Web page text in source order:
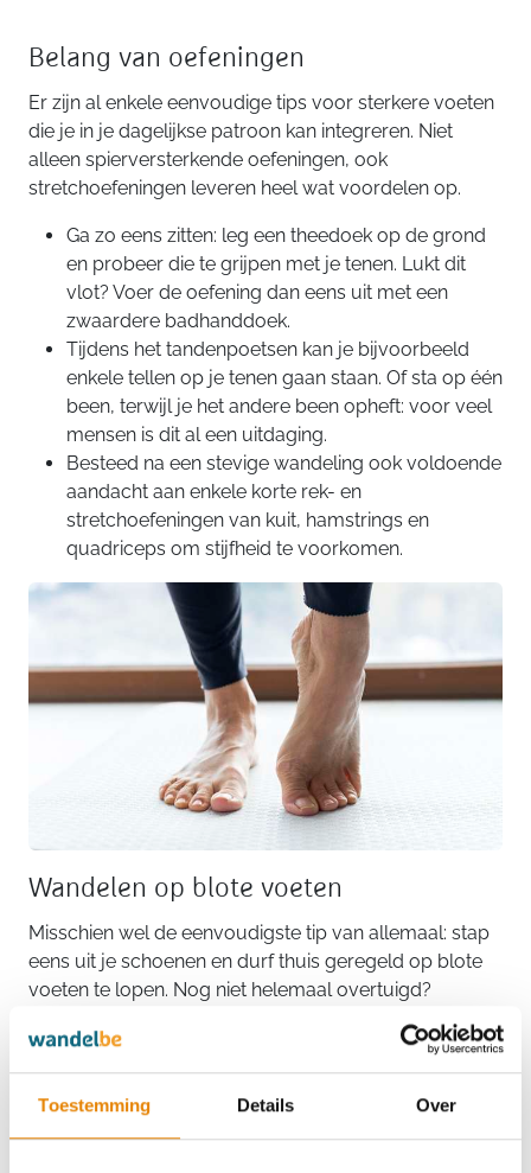
Toestemming Details Over
Belang van oefeningen
Er zijn al enkele eenvoudige tips voor sterkere voeten
die je in je dagelijkse patroon kan integreren. Niet
alleen spierversterkende oefeningen, ook
stretchoefeningen leveren heel wat voordelen op.
Ga zo eens zitten: leg een theedoek op de grond
en probeer die te grijpen met je tenen. Lukt dit
vlot? Voer de oefening dan eens uit met een
zwaardere badhanddoek.
Tijdens het tandenpoetsen kan je bijvoorbeeld
enkele tellen op je tenen gaan staan. Of sta op één
been, terwijl je het andere been opheft: voor veel
mensen is dit al een uitdaging.
Besteed na een stevige wandeling ook voldoende
aandacht aan enkele korte rek- en
stretchoefeningen van kuit, hamstrings en
quadriceps om stijfheid te voorkomen.
Wandelen op blote voeten
Misschien wel de eenvoudigste tip van allemaal: stap
eens uit je schoenen en durf thuis geregeld op blote
voeten te lopen. Nog niet helemaal overtuigd?
Podoloog Van Dijck somt de talrijke voordelen op.
“Het contact tussen de huid en de grond verbetert de
proprioceptie en zorgt voor een betere verbinding
tussen voeten en hersenen. Daarnaast moeten je
voetspieren harder werken en worden ze dus sterker.